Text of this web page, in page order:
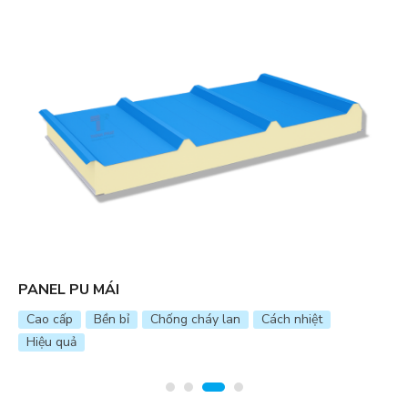
nhiệt Chống ẩm Chuyên dụng Cách nhiệt